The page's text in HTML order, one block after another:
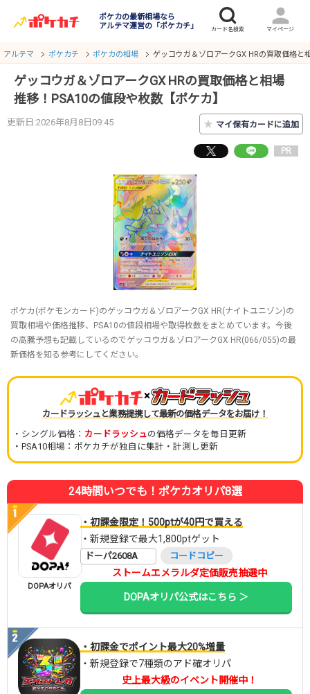
ポケカの最新相場なら
アルテマ運営の「ポケカチ」
アルテマ ポケカチ ポケカの相場 ゲッコウガ＆ゾロアークGX HRの買取価格と
ゲッコウガ＆ゾロアークGX HRの買取価格と相場
推移！PSA10の値段や枚数【ポケカ】
更新日:2026年8月8日09:45 ★ マイ保有カードに追加
PR
ポケカ(ポケモンカード)のゲッコウガ＆ゾロアークGX HR(ナイトユニゾン)の
買取相場や価格推移、PSA10の値段相場や取得枚数をまとめています。今後
の高騰予想も記載しているのでゲッコウガ＆ゾロアークGX HR(066/055)の最
新価格を知る参考にしてください。
×
カードラッシュと業務提携して最新の価格データをお届け！
・シングル価格： カードラッシュの価格データを毎日更新
・PSA10相場：ポケカチが独自に集計・計測し更新
24時間いつでも！ポケカオリパ8選
DOPAオリパ
・初課金限定！500ptが40円で買える
・新規登録で最大1,800ptゲット
ドーパ2608A コードコピー
ストームエメラルダ定価販売抽選中
DOPAオリパ公式はこちら ＞
・初課金でポイント最大20%増量
・新規登録で7種類のアド確オリパ
史上最大級のイベント開催中！